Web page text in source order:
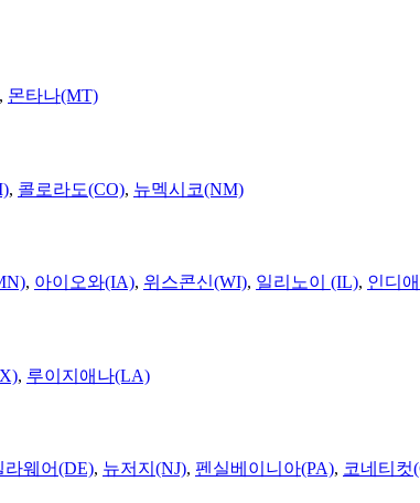
, 몬타나(MT)
, 콜로라도(CO), 뉴멕시코(NM)
, 아이오와(IA), 위스콘신(WI), 일리노이 (IL), 인디
, 루이지애나(LA)
라웨어(DE), 뉴저지(NJ), 펜실베이니아(PA), 코네티컷